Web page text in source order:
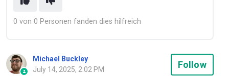
0 von 0 Personen fanden dies hilfreich
Michael Buckley
July 14, 2025, 2:02 PM
Follow